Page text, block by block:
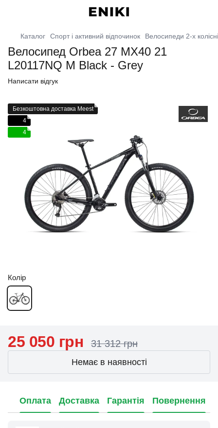
Каталог Спорт і активний відпочинок Велосипеди 2-х колісні
Велосипед Orbea 27 MX40 21
L20117NQ M Black - Grey
Написати відгук
Безкоштовна доставка Meest
4
4
Колір
25 050 грн 31 312 грн
Немає в наявності
Оплата Доставка Гарантія Повернення